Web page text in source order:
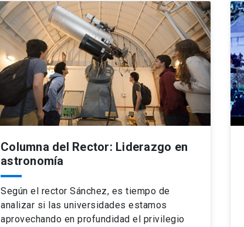
Columna del Rector: Liderazgo en
astronomía
Según el rector Sánchez, es tiempo de
analizar si las universidades estamos
aprovechando en profundidad el privilegio